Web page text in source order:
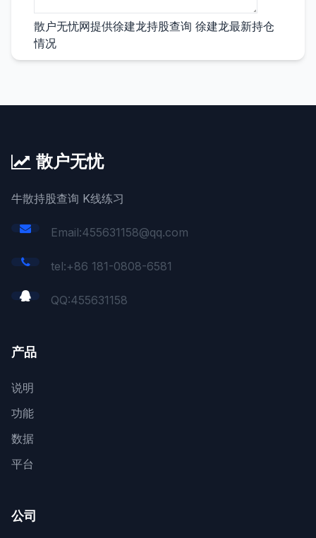
散户无忧网提供徐建龙持股查询 徐建龙最新持仓
情况
散户无忧
牛散持股查询 K线练习
Email:455631158@qq.com
tel:+86 181-0808-6581
QQ:455631158
产品
说明
功能
数据
平台
公司